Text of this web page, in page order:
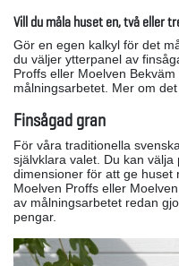
Vill du måla huset en, två eller
Gör en egen kalkyl för det
du väljer ytterpanel av
Proffs eller Moelven
målningsarbetet. Mer om
Finsågad gran
För våra traditionella
självklara valet. Du kan
dimensioner för att ge huset
Moelven Proffs eller
av målningsarbetet redan
pengar.